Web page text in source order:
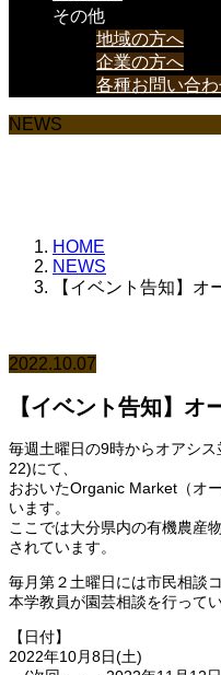
その他
地域の方へ
企業の方へ
各種お問い合
NEWS
HOME
NEWS
【イベント告知】オ
2022.10.07
【イベント告知】オ
毎週土曜日の9時からオアシ
22)にて、
おおいたOrganic Market（オ
います。
ここでは大分県内の有機農産
されています。
毎月第２土曜日には市民相談
本学教員が園芸相談を行ってい
【日付】
2022年10月8日(土)